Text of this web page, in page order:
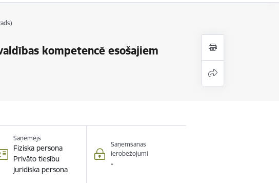
kompetencē esošajiem
Saņēmējs
Fiziska persona
Privāto tiesību
juridiska persona
Saņemšanas
ierobežojumi
-